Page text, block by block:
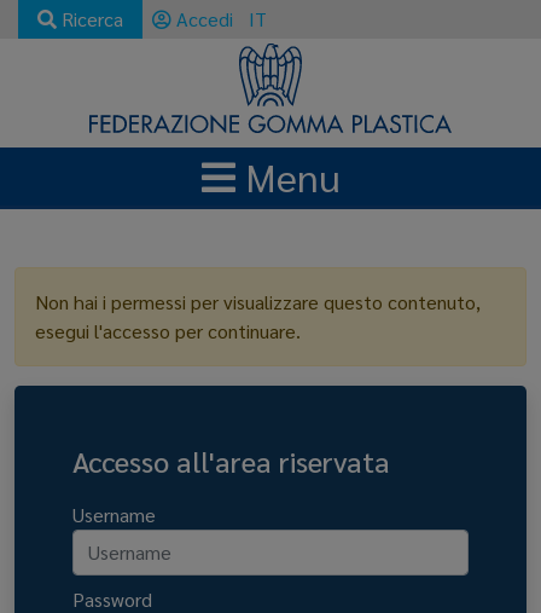
Ricerca Accedi IT
Menu
Non hai i permessi per visualizzare questo contenuto,
esegui l'accesso per continuare.
Accesso all'area riservata
Username
Password